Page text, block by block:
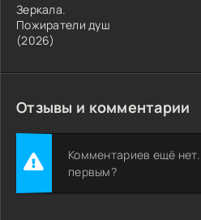
Зеркала.
Пожиратели душ
(2026)
Отзывы и комментарии
Комментариев ещё
первым?